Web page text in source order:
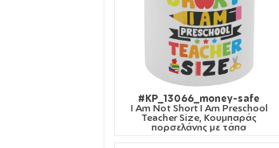
#KP_13066_money-safe
I Am Not Short I Am Preschool
Teacher Size, Κουμπαράς
πορσελάνης με τάπα